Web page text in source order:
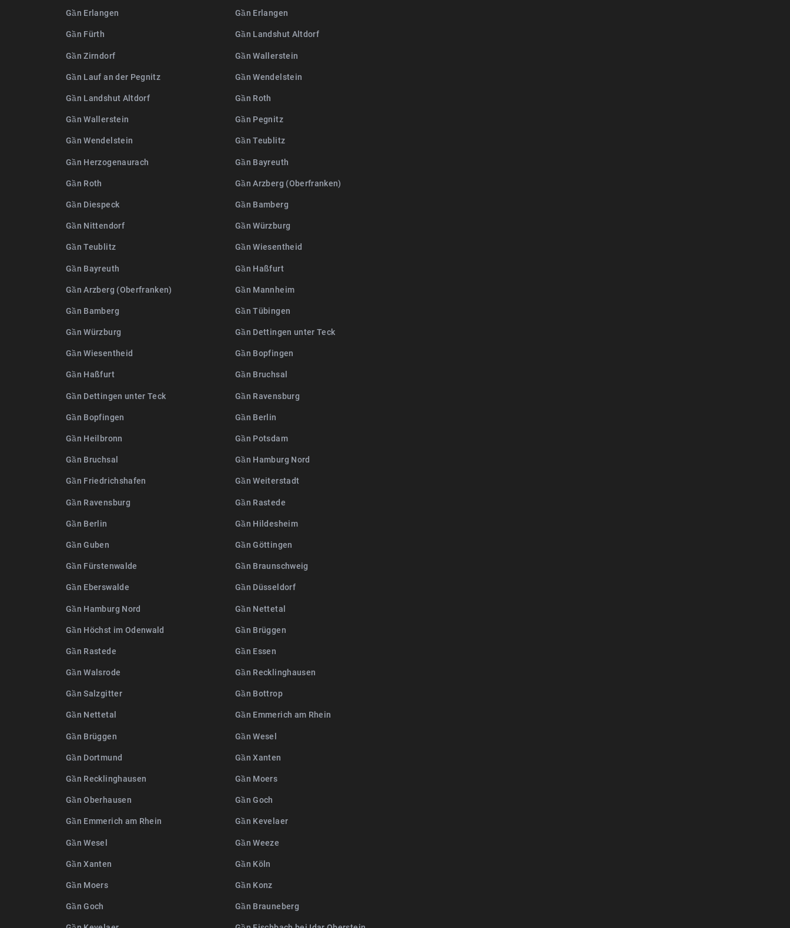
Gần Erlangen
Gần Fürth
Gần Zirndorf
Gần Lauf an der Pegnitz
Gần Landshut Altdorf
Gần Wallerstein
Gần Wendelstein
Gần Herzogenaurach
Gần Roth
Gần Diespeck
Gần Nittendorf
Gần Teublitz
Gần Bayreuth
Gần Arzberg (Oberfranken)
Gần Bamberg
Gần Würzburg
Gần Wiesentheid
Gần Haßfurt
Gần Dettingen unter Teck
Gần Bopfingen
Gần Heilbronn
Gần Bruchsal
Gần Friedrichshafen
Gần Ravensburg
Gần Berlin
Gần Guben
Gần Fürstenwalde
Gần Eberswalde
Gần Hamburg Nord
Gần Höchst im Odenwald
Gần Rastede
Gần Walsrode
Gần Salzgitter
Gần Nettetal
Gần Brüggen
Gần Dortmund
Gần Recklinghausen
Gần Oberhausen
Gần Emmerich am Rhein
Gần Wesel
Gần Xanten
Gần Moers
Gần Goch
Gần Erlangen
Gần Landshut Altdorf
Gần Wallerstein
Gần Wendelstein
Gần Roth
Gần Pegnitz
Gần Teublitz
Gần Bayreuth
Gần Arzberg (Oberfranken)
Gần Bamberg
Gần Würzburg
Gần Wiesentheid
Gần Haßfurt
Gần Mannheim
Gần Tübingen
Gần Dettingen unter Teck
Gần Bopfingen
Gần Bruchsal
Gần Ravensburg
Gần Berlin
Gần Potsdam
Gần Hamburg Nord
Gần Weiterstadt
Gần Rastede
Gần Hildesheim
Gần Göttingen
Gần Braunschweig
Gần Düsseldorf
Gần Nettetal
Gần Brüggen
Gần Essen
Gần Recklinghausen
Gần Bottrop
Gần Emmerich am Rhein
Gần Wesel
Gần Xanten
Gần Moers
Gần Goch
Gần Kevelaer
Gần Weeze
Gần Köln
Gần Konz
Gần Brauneberg